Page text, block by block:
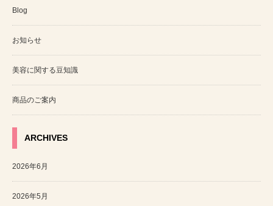
Blog
お知らせ
美容に関する豆知識
商品のご案内
ARCHIVES
2026年6月
2026年5月